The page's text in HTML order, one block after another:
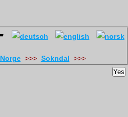
Norge>>> Sokndal
Yes